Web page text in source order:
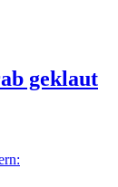
geklaut